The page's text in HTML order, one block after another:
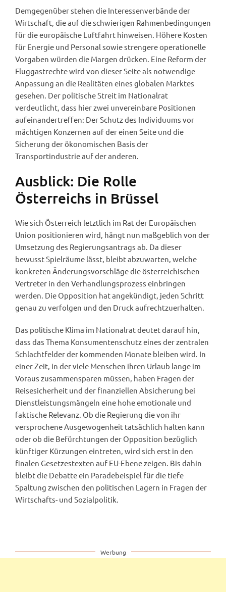
Demgegenüber stehen die Interessenverbände der
Wirtschaft, die auf die schwierigen Rahmenbedingungen
für die europäische Luftfahrt hinweisen. Höhere Kosten
für Energie und Personal sowie strengere operationelle
Vorgaben würden die Margen drücken. Eine Reform der
Fluggastrechte wird von dieser Seite als notwendige
Anpassung an die Realitäten eines globalen Marktes
gesehen. Der politische Streit im Nationalrat
verdeutlicht, dass hier zwei unvereinbare Positionen
aufeinandertreffen: Der Schutz des Individuums vor
mächtigen Konzernen auf der einen Seite und die
Sicherung der ökonomischen Basis der
Transportindustrie auf der anderen.
Ausblick: Die Rolle
Österreichs in Brüssel
Wie sich Österreich letztlich im Rat der Europäischen
Union positionieren wird, hängt nun maßgeblich von der
Umsetzung des Regierungsantrags ab. Da dieser
bewusst Spielräume lässt, bleibt abzuwarten, welche
konkreten Änderungsvorschläge die österreichischen
Vertreter in den Verhandlungsprozess einbringen
werden. Die Opposition hat angekündigt, jeden Schritt
genau zu verfolgen und den Druck aufrechtzuerhalten.
Das politische Klima im Nationalrat deutet darauf hin,
dass das Thema Konsumentenschutz eines der zentralen
Schlachtfelder der kommenden Monate bleiben wird. In
einer Zeit, in der viele Menschen ihren Urlaub lange im
Voraus zusammensparen müssen, haben Fragen der
Reisesicherheit und der finanziellen Absicherung bei
Dienstleistungsmängeln eine hohe emotionale und
faktische Relevanz. Ob die Regierung die von ihr
versprochene Ausgewogenheit tatsächlich halten kann
oder ob die Befürchtungen der Opposition bezüglich
künftiger Kürzungen eintreten, wird sich erst in den
finalen Gesetzestexten auf EU-Ebene zeigen. Bis dahin
bleibt die Debatte ein Paradebeispiel für die tiefe
Spaltung zwischen den politischen Lagern in Fragen der
Wirtschafts- und Sozialpolitik.
Werbung